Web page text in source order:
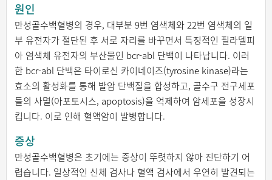
원인
만성골수백혈병의 경우, 대부분 9번 염색체와 22번 염색체의 일
부 유전자가 절단된 후 서로 자리를 바꾸면서 특징적인 필라델피
아 염색체 유전자의 부산물인 bcr-abl 단백이 나타납니다. 이러
한 bcr-abl 단백은 타이로신 카이네이즈(tyrosine kinase)라는
효소의 활성화를 통해 발암 단백질을 합성하고, 골수구 전구세포
들의 사멸(아포토시스, apoptosis)을 억제하여 암세포을 성장시
킵니다. 이로 인해 혈액암이 발병합니다.
증상
만성골수백혈병은 초기에는 증상이 뚜렷하지 않아 진단하기 어
렵습니다. 일상적인 신체 검사나 혈액 검사에서 우연히 발견되는